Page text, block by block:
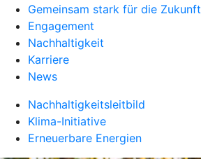
Gemeinsam stark für die Zukunft
Engagement
Nachhaltigkeit
Karriere
News
Nachhaltigkeitsleitbild
Klima-Initiative
Erneuerbare Energien